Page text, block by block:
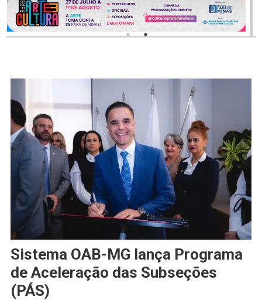
Sistema OAB-MG lança Programa
de Aceleração das Subseções
(PÁS)